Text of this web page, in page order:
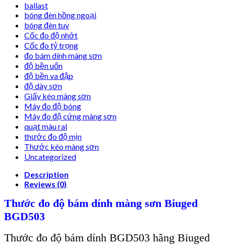
ballast
bóng đèn hồng ngoại
bóng đèn tuv
Cốc đo độ nhớt
Cốc đo tỷ trọng
đo bám dính màng sơn
độ bền uốn
độ bền va đập
độ dày sơn
Giấy kéo màng sơn
Máy đo độ bóng
Máy đo độ cứng màng sơn
quạt màu ral
thước đo độ mịn
Thước kéo màng sơn
Uncategorized
Description
Reviews (0)
Thước đo độ bám dính màng sơn Biuged
BGD503
Thước đo độ bám dính BGD503 hãng Biuged